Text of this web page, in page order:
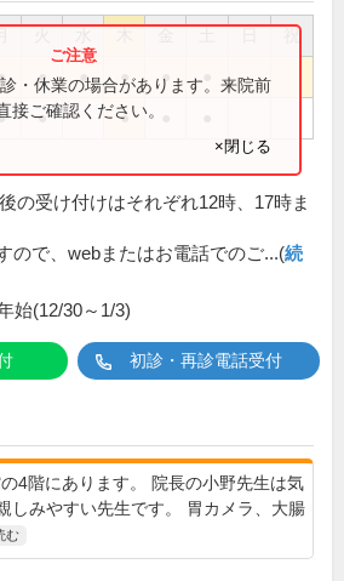
祝
● ● ● ● ●
● ●
・休業の場合があります。来院前
接ご確認ください。
×閉じる
の受け付けはそれぞれ12時、17時ま
ので、webまたはお電話でのご...(続
始(12/30～1/3)
初診・再診電話受付
4階にあります。 院長の小野先生は気
しみやすい先生です。 胃カメラ、大腸
む